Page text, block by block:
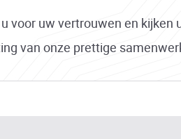
voor uw vertrouwen en kijken
van onze prettige